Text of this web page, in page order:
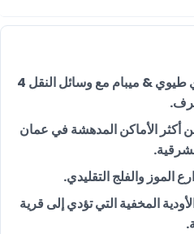
رحلة ليوم واحد إلى وادي طيوي & ميبام مع وسائل النقل 4
الأماكن المدهشة في عمان
الموز والفلج التقليدي.
المخفية التي تؤدي إلى قرية